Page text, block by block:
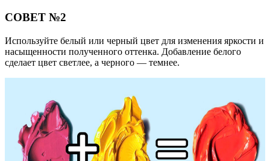
СОВЕТ №2
Используйте белый или черный цвет для изменения яркости и
насыщенности полученного оттенка. Добавление белого
сделает цвет светлее, а черного — темнее.